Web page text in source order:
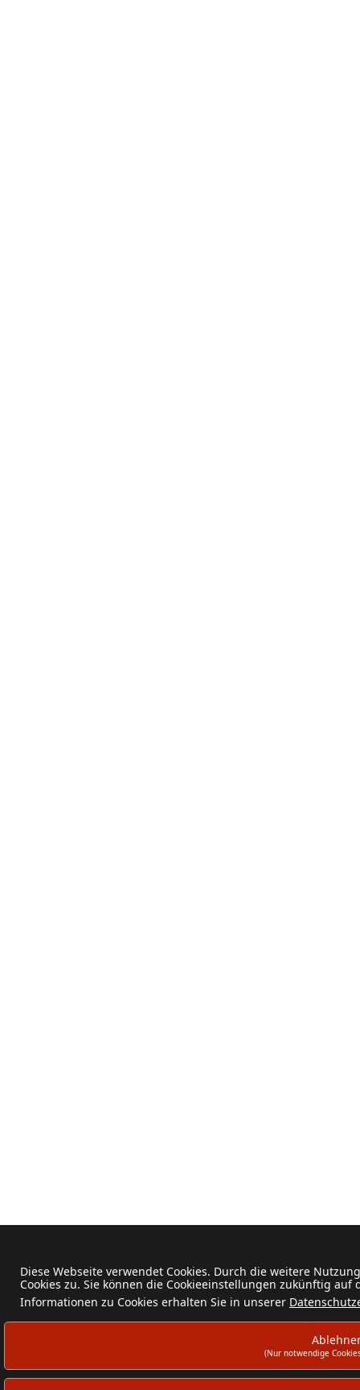
Diese Webseite verwendet Cookies. Durch die weitere
Cookies zu. Sie können die Cookieeinstellungen zukünftig
Informationen zu Cookies erhalten Sie in unserer
(Nur notwendige